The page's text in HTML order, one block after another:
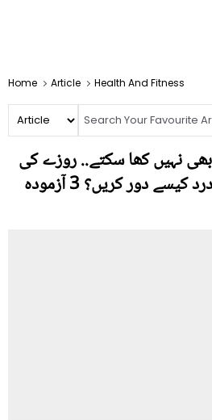
Home Article Health And Fitness
نہیں کھا سکتے.. روزے کی
حالت میں آدھے سر کا درد کیسے دور کریں؟ 3 آزمودہ